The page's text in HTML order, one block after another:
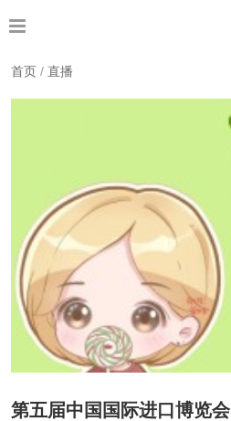
首页 / 直播
第五届中国国际进口博览会